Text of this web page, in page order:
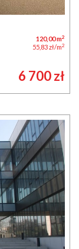
120,00 m2
55,83 zł/m2
6 700 zł